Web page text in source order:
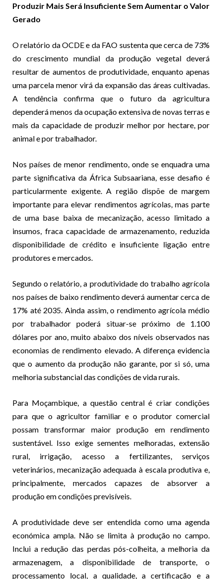
Produzir Mais Será Insuficiente Sem Aumentar o Valor
Gerado
O relatório da OCDE e da FAO sustenta que cerca de 73%
do crescimento mundial da produção vegetal deverá
resultar de aumentos de produtividade, enquanto apenas
uma parcela menor virá da expansão das áreas cultivadas.
A tendência confirma que o futuro da agricultura
dependerá menos da ocupação extensiva de novas terras e
mais da capacidade de produzir melhor por hectare, por
animal e por trabalhador.
Nos países de menor rendimento, onde se enquadra uma
parte significativa da África Subsaariana, esse desafio é
particularmente exigente. A região dispõe de margem
importante para elevar rendimentos agrícolas, mas parte
de uma base baixa de mecanização, acesso limitado a
insumos, fraca capacidade de armazenamento, reduzida
disponibilidade de crédito e insuficiente ligação entre
produtores e mercados.
Segundo o relatório, a produtividade do trabalho agrícola
nos países de baixo rendimento deverá aumentar cerca de
17% até 2035. Ainda assim, o rendimento agrícola médio
por trabalhador poderá situar-se próximo de 1.100
dólares por ano, muito abaixo dos níveis observados nas
economias de rendimento elevado. A diferença evidencia
que o aumento da produção não garante, por si só, uma
melhoria substancial das condições de vida rurais.
Para Moçambique, a questão central é criar condições
para que o agricultor familiar e o produtor comercial
possam transformar maior produção em rendimento
sustentável. Isso exige sementes melhoradas, extensão
rural, irrigação, acesso a fertilizantes, serviços
veterinários, mecanização adequada à escala produtiva e,
principalmente, mercados capazes de absorver a
produção em condições previsíveis.
A produtividade deve ser entendida como uma agenda
económica ampla. Não se limita à produção no campo.
Inclui a redução das perdas pós-colheita, a melhoria da
armazenagem, a disponibilidade de transporte, o
processamento local, a qualidade, a certificação e a